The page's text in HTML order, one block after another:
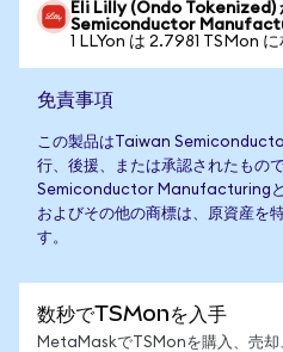
Eli Lilly (Ondo Tokenized)
Semiconductor
1 LLYon は 2.7981 TSMon に
免責事項
この製品はTaiwan
行、後援、または承認されたもの
Semiconductor Manufacturingと
およびその他の商標は、原資産を
す。
数秒でTSMonを入手
MetaMaskでTSMonを購入、売却